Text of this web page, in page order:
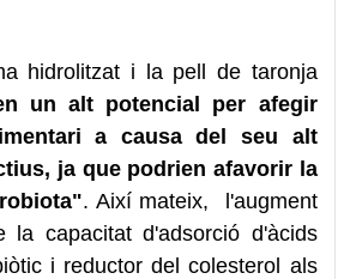
hidrolitzat i la pell de taronja
un alt potencial per afegir
a causa del seu alt
ja que podrien afavorir la
. Així mateix, l'augment
capacitat d'adsorció d'àcids
i reductor del colesterol als